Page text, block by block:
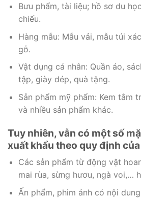
Bưu phẩm, tài liệu; hồ sơ du
chiếu.
Hàng mẫu: Mẫu vải, mẫu túi
gỗ.
Vật dụng cá nhân: Quần áo,
tập, giày dép, quà tặng.
Sản phẩm mỹ phẩm: Kem tắm
và nhiều sản phẩm khác.
Tuy nhiên, vẫn có một số
xuất khẩu theo quy định
Các sản phẩm từ động vật
mai rùa, sừng hươu, ngà voi,…
Ấn phẩm, phim ảnh có nội